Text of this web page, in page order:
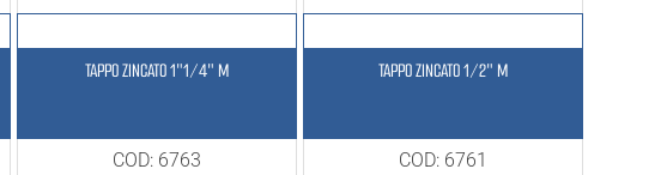
TAPPO ZINCATO 1″1/4″ M
COD: 6763
TAPPO ZINCATO 1/2″ M
COD: 6761